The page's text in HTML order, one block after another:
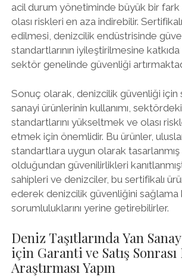
acil durum yönetiminde büyük bir
olası riskleri en aza indirebilir.
edilmesi, denizcilik endüstrisinde
standartlarının iyileştirilmesine
sektör genelinde güvenliği
Sonuç olarak, denizcilik güvenliği için
sanayi ürünlerinin kullanımı,
standartlarını yükseltmek ve olası
etmek için önemlidir. Bu ürünler,
standartlara uygun olarak
olduğundan güvenilirlikleri
sahipleri ve denizciler, bu sertifikalı
ederek denizcilik güvenliğini sağlama
sorumluluklarını yerine getirebilirler.
Deniz Taşıtlarında Yan
için Garanti ve Satış Sonrası
Araştırması Yapın